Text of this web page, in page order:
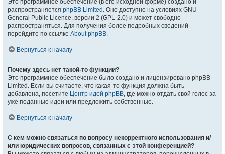
Это программное обеспечение (в его исходной форме) создано и
распространяется phpBB Limited . Оно доступно на условиях GNU
General Public Licence, версии 2 (GPL-2.0) и может свободно
распространяться. Для получения более подробных сведений
перейдите по ссылке About phpBB.
Вернуться к началу
Почему здесь нет такой-то функции?
Это программное обеспечение было создано и лицензировано phpBB
Limited. Если вы считаете, что какая-то функция должна быть
добавлена, посетите Центр идей phpBB, где можно отдать свой голос за
уже поданные идеи или предложить собственные.
Вернуться к началу
С кем можно связаться по вопросу некорректного использования и/
или юридических вопросов, связанных с этой конференцией?